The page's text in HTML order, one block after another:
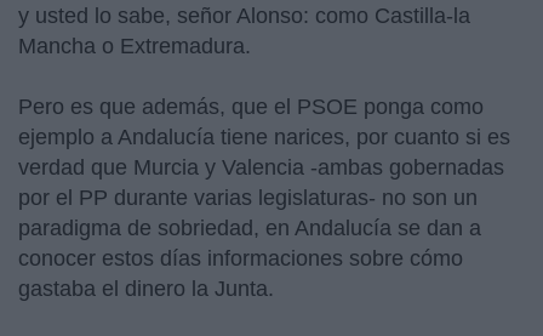
y usted lo sabe, señor Alonso: como Castilla-la
Mancha o Extremadura.
Pero es que además, que el PSOE ponga como
ejemplo a Andalucía tiene narices, por cuanto si es
verdad que Murcia y Valencia -ambas gobernadas
por el PP durante varias legislaturas- no son un
paradigma de sobriedad, en Andalucía se dan a
conocer estos días informaciones sobre cómo
gastaba el dinero la Junta.